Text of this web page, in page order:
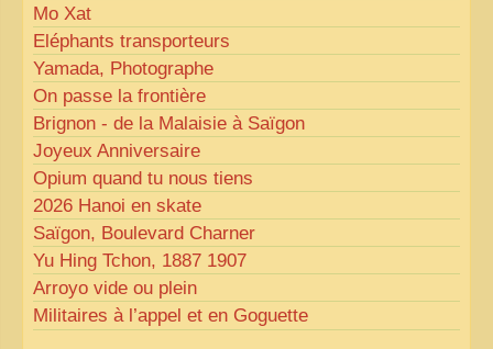
Mo Xat
Eléphants transporteurs
Yamada, Photographe
On passe la frontière
Brignon - de la Malaisie à Saïgon
Joyeux Anniversaire
Opium quand tu nous tiens
2026 Hanoi en skate
Saïgon, Boulevard Charner
Yu Hing Tchon, 1887 1907
Arroyo vide ou plein
Militaires à l’appel et en Goguette